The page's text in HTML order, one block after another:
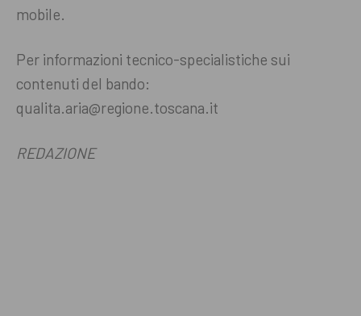
mobile.
Per informazioni tecnico-specialistiche sui
contenuti del bando:
qualita.aria@regione.toscana.it
REDAZIONE